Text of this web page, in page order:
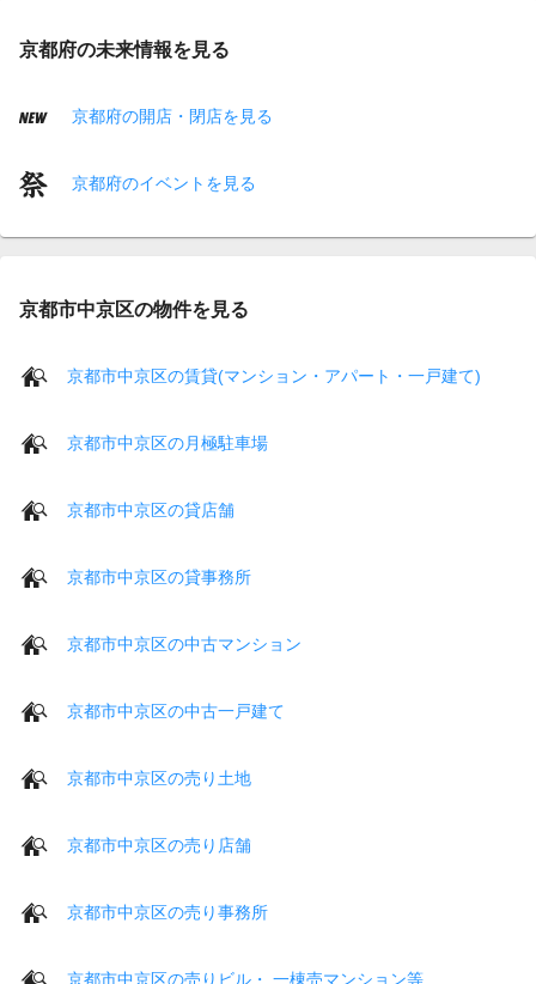
京都府の未来情報を見る
京都府の開店・閉店を見る
京都府のイベントを見る
京都市中京区の物件を見る
京都市中京区の賃貸(マンション・アパート・一戸建て)
京都市中京区の月極駐車場
京都市中京区の貸店舗
京都市中京区の貸事務所
京都市中京区の中古マンション
京都市中京区の中古一戸建て
京都市中京区の売り土地
京都市中京区の売り店舗
京都市中京区の売り事務所
京都市中京区の売りビル・ 一棟売マンション等